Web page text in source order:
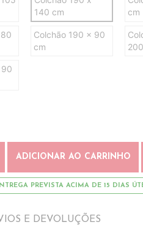
140 cm
cm
Colchão 190 x 90
cm
ADICIONAR AO CARRINHO
PREVISTA ACIMA DE 15 DIAS
E DEVOLUÇÕES